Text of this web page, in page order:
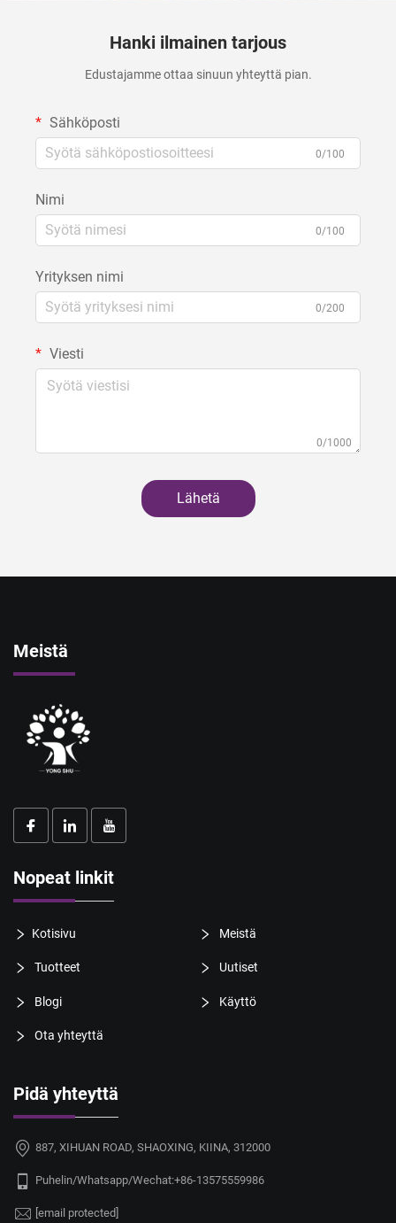
Hanki ilmainen tarjous
Edustajamme ottaa sinuun yhteyttä pian.
Sähköposti
0/100
Nimi
0/100
Yrityksen nimi
0/200
Viesti
0/1000
Lähetä
Meistä
Nopeat linkit
Kotisivu Meistä
Tuotteet Uutiset
Blogi Käyttö
Ota yhteyttä
Pidä yhteyttä
887, XIHUAN ROAD, SHAOXING, KIINA, 312000
Puhelin/Whatsapp/Wechat:+86-13575559986
[email protected]